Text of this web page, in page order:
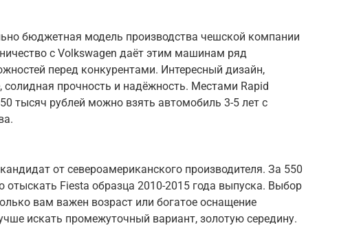
бюджетная модель производства чешской компании
с Volkswagen даёт этим машинам ряд
перед конкурентами. Интересный дизайн,
солидная прочность и надёжность. Местами Rapid
тысяч рублей можно взять автомобиль 3-5 лет с
от североамериканского производителя. За 550
отыскать Fiesta образца 2010-2015 года выпуска. Выбор
вам важен возраст или богатое оснащение
искать промежуточный вариант, золотую середину.